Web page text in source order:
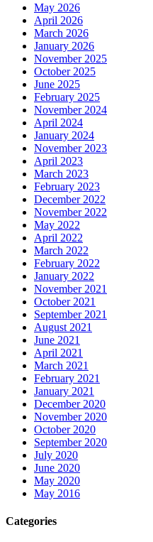
May 2026
April 2026
March 2026
January 2026
November 2025
October 2025
June 2025
February 2025
November 2024
April 2024
January 2024
November 2023
April 2023
March 2023
February 2023
December 2022
November 2022
May 2022
April 2022
March 2022
February 2022
January 2022
November 2021
October 2021
September 2021
August 2021
June 2021
April 2021
March 2021
February 2021
January 2021
December 2020
November 2020
October 2020
September 2020
July 2020
June 2020
May 2020
May 2016
Categories